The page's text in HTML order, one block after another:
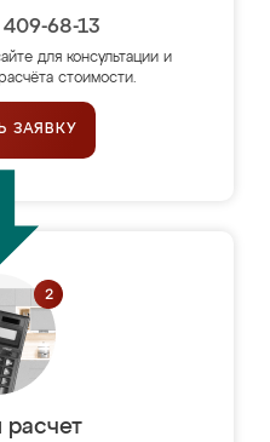
68-13
для консультации и
стоимости.
ЗАЯВКУ
расчет